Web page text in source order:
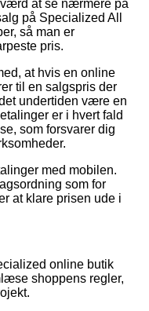
at se nærmere på
på Specialized All
så man er
pris.
at hvis en online
til en salgspris der
undertiden være en
er i hvert fald
som forsvarer dig
med mobilen.
som for
at klare prisen ude i
online butik
shoppens regler,